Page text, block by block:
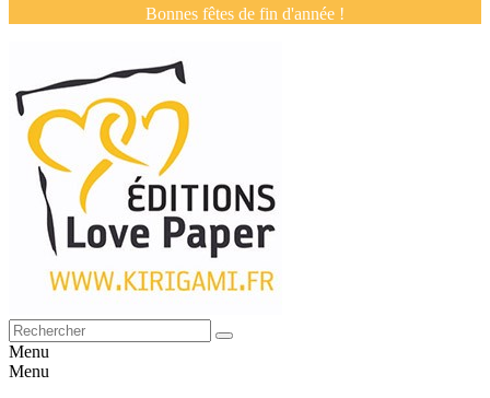
Bonnes fêtes de fin d'année !
Menu
Menu